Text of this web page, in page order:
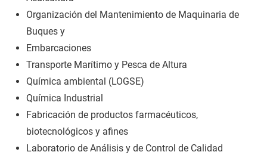
Organización del Mantenimiento de Maquinaria de
Buques y
Embarcaciones
Transporte Marítimo y Pesca de Altura
Química ambiental (LOGSE)
Química Industrial
Fabricación de productos farmacéuticos,
biotecnológicos y afines
Laboratorio de Análisis y de Control de Calidad